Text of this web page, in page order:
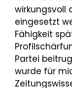
wirkungsvoll
eingesetzt
Fähigkeit
Partei
wurde für